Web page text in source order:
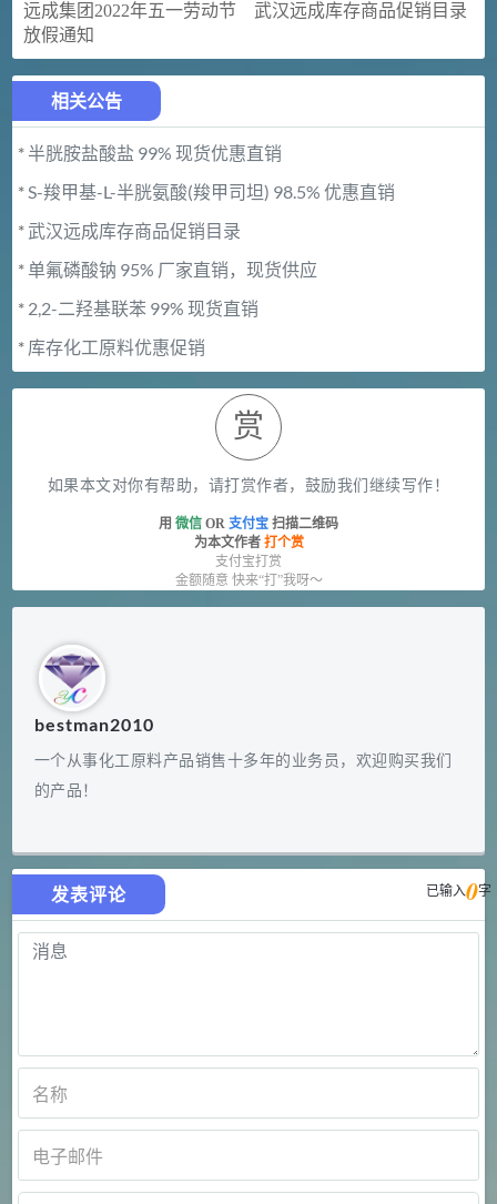
远成集团2022年五一劳动节
放假通知
武汉远成库存商品促销目录
相关公告
* 半胱胺盐酸盐 99% 现货优惠直销
*S-羧甲基-L-半胱氨酸(羧甲司坦) 98.5% 优惠直销
* 武汉远成库存商品促销目录
* 单氟磷酸钠 95% 厂家直销，现货供应
* 2,2-二羟基联苯 99% 现货直销
* 库存化工原料优惠促销
赏
如果本文对你有帮助，请打赏作者，鼓励我们继续写作！
用 微信 OR 支付宝 扫描二维码
为本文作者 打个赏
支付宝打赏
金额随意 快来“打”我呀～
bestman2010
一个从事化工原料产品销售十多年的业务员，欢迎购买我们
的产品！
发表评论 已输入0字